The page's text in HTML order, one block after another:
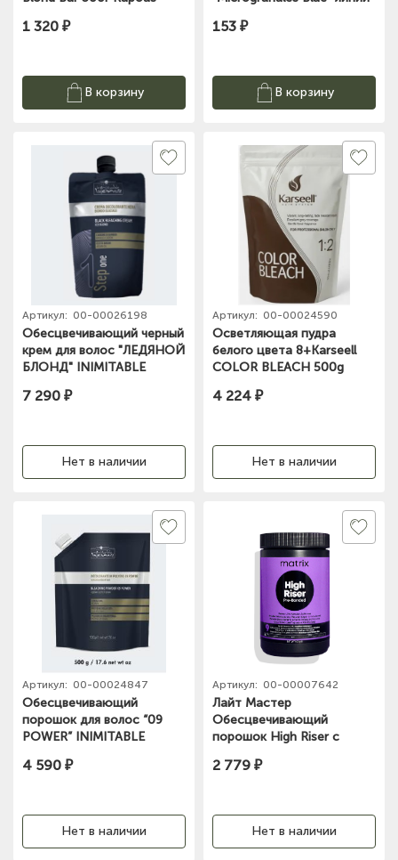
1 320 ₽
В корзину
153 ₽
В корзину
Артикул: 00-00026198
Обесцвечивающий черный
крем для волос "ЛЕДЯНОЙ
БЛОНД" INIMITABLE
company
7 290 ₽
Нет в наличии
Артикул: 00-00024590
Осветляющая пудра
белого цвета 8+Karseell
COLOR BLEACH 500g
4 224 ₽
Нет в наличии
Артикул: 00-00024847
Обесцвечивающий
порошок для волос “09
POWER” INIMITABLE
company
4 590 ₽
Нет в наличии
Артикул: 00-00007642
Лайт Мастер
Обесцвечивающий
порошок High Riser с
500г Matrix
2 779 ₽
Нет в наличии